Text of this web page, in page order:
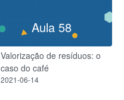
Aula 58
Valorização de resíduos: o
caso do café
2021-06-14